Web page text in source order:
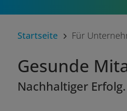
Startseite Für
Gesunde
Nachhaltiger Erfolg.